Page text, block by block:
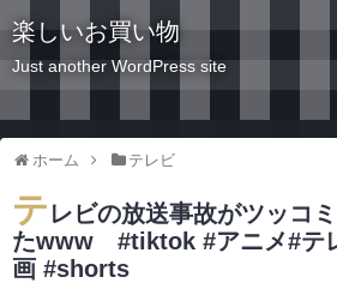
楽しいお買い物
Just another WordPress site
ホーム テレビ
テ レビの放送事故がツッコ
たwww #tiktok #アニメ#テ
画 #shorts